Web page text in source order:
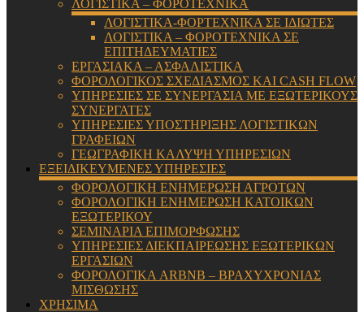
ΛΟΓΙΣΤΙΚΑ – ΦΟΡΟΤΕΧΝΙΚΑ
ΛΟΓΙΣΤΙΚΑ-ΦΟΡΤΕΧΝΙΚΑ ΣΕ ΙΔΙΩΤΕΣ
ΛΟΓΙΣΤΙΚΑ – ΦΟΡΟΤΕΧΝΙΚΑ ΣΕ
ΕΠΙΤΗΔΕΥΜΑΤΙΕΣ
ΕΡΓΑΣΙΑΚΑ – ΑΣΦΑΛΙΣΤΙΚΑ
ΦΟΡΟΛΟΓΙΚΟΣ ΣΧΕΔΙΑΣΜΟΣ ΚΑΙ CASH FLOW
ΥΠΗΡΕΣΙΕΣ ΣΕ ΣΥΝΕΡΓΑΣΙΑ ΜΕ ΕΞΩΤΕΡΙΚΟΥΣ
ΣΥΝΕΡΓΑΤΕΣ
ΥΠΗΡΕΣΙΕΣ ΥΠΟΣΤΗΡΙΞΗΣ ΛΟΓΙΣΤΙΚΩΝ
ΓΡΑΦΕΙΩΝ
ΓΕΩΓΡΑΦΙΚΗ ΚΑΛΥΨΗ ΥΠΗΡΕΣΙΩΝ
ΕΞΕΙΔΙΚΕΥΜΕΝΕΣ ΥΠΗΡΕΣΙΕΣ
ΦΟΡΟΛΟΓΙΚΗ ΕΝΗΜΕΡΩΣΗ ΑΓΡΟΤΩΝ
ΦΟΡΟΛΟΓΙΚΗ ΕΝΗΜΕΡΩΣΗ ΚΑΤΟΙΚΩΝ
ΕΞΩΤΕΡΙΚΟΥ
ΣΕΜΙΝΑΡΙΑ ΕΠΙΜΟΡΦΩΣΗΣ
ΥΠΗΡΕΣΙΕΣ ΔΙΕΚΠΑΙΡΕΩΣΗΣ ΕΞΩΤΕΡΙΚΩΝ
ΕΡΓΑΣΙΩΝ
ΦΟΡΟΛΟΓΙΚΑ ARBNB – ΒΡΑΧΥΧΡΟΝΙΑΣ
ΜΙΣΘΩΣΗΣ
ΧΡΗΣΙΜΑ